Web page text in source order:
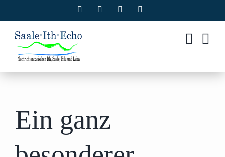
Inhalt
springen
Facebook Instagram
Ein ganz